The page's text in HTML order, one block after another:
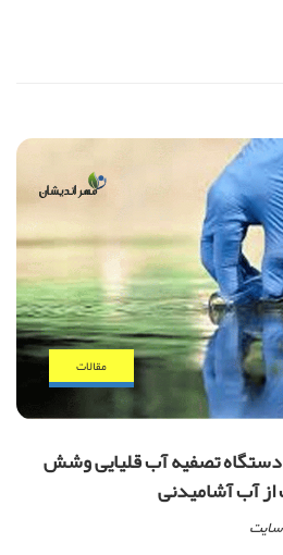
مقالات
دستگاه تصفیه آب قلیایی وشش
آب آشامیدنی